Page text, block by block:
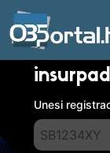
Unesi